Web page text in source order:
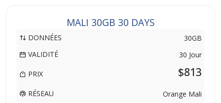
MALI 30GB 30 DAYS
DONNÉES
30GB
VALIDITÉ
30 Jour
PRIX $813
RÉSEAU Orange Mali